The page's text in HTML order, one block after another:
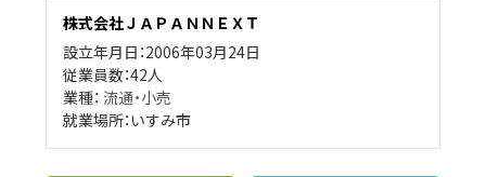
株式会社ＪＡＰＡＮＮＥＸＴ
設立年月日：2006年03月24日
従業員数：42人
業種：流通・小売
就業場所：いすみ市